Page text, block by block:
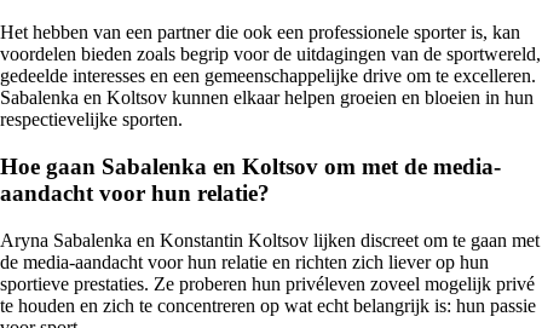
Het hebben van een partner die ook een professionele sporter is, kan
voordelen bieden zoals begrip voor de uitdagingen van de sportwereld,
gedeelde interesses en een gemeenschappelijke drive om te excelleren.
Sabalenka en Koltsov kunnen elkaar helpen groeien en bloeien in hun
respectievelijke sporten.
Hoe gaan Sabalenka en Koltsov om met de media-
aandacht voor hun relatie?
Aryna Sabalenka en Konstantin Koltsov lijken discreet om te gaan met
de media-aandacht voor hun relatie en richten zich liever op hun
sportieve prestaties. Ze proberen hun privéleven zoveel mogelijk privé
te houden en zich te concentreren op wat echt belangrijk is: hun passie